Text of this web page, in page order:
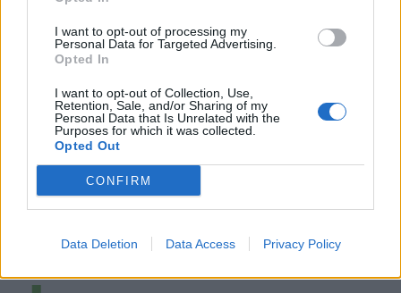
I want to opt-out of processing my
Personal Data for Targeted Advertising.
Opted In
I want to opt-out of Collection, Use,
Retention, Sale, and/or Sharing of my
Personal Data that Is Unrelated with the
Purposes for which it was collected.
Opted Out
CONFIRM
Data Deletion Data Access Privacy Policy